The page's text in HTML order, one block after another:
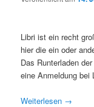
Libri ist ein recht
hier die ein oder
Das Runterladen
eine Anmeldung
Weiterlesen →